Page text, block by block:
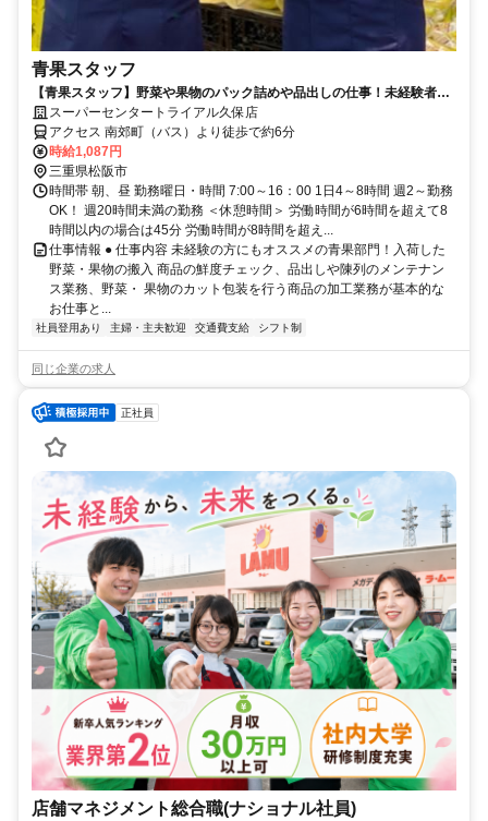
青果スタッフ
【青果スタッフ】野菜や果物のパック詰めや品出しの仕事！未経験者大
歓迎！
スーパーセンタートライアル久保店
アクセス 南郊町（バス）より徒歩で約6分
時給1,087円
三重県松阪市
時間帯 朝、昼 勤務曜日・時間 7:00～16：00 1日4～8時間 週2～勤務
OK！ 週20時間未満の勤務 ＜休憩時間＞ 労働時間が6時間を超えて8
時間以内の場合は45分 労働時間が8時間を超え...
仕事情報 ● 仕事内容 未経験の方にもオススメの青果部門！入荷した
野菜・果物の搬入 商品の鮮度チェック、品出しや陳列のメンテナン
ス業務、野菜・ 果物のカット包装を行う商品の加工業務が基本的な
お仕事と...
社員登用あり 主婦・主夫歓迎 交通費支給 シフト制
同じ企業の求人
正社員
店舗マネジメント総合職(ナショナル社員)